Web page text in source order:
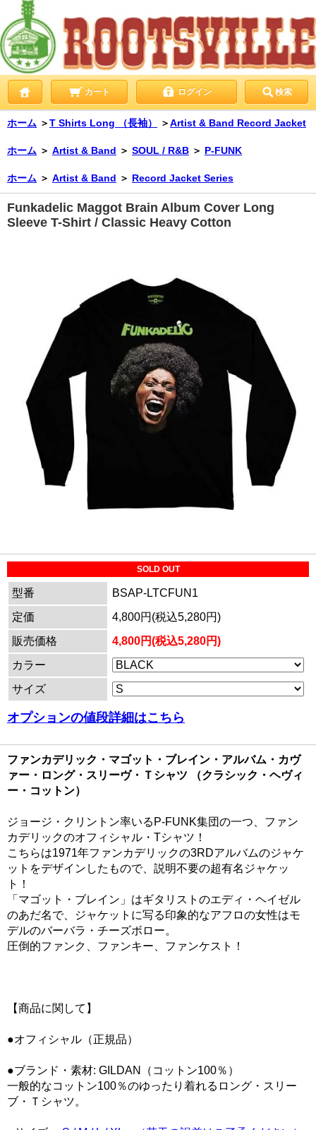
カート ログイン 検索
ホーム ＞T Shirts Long （長袖） ＞Artist & Band Record Jacket
ホーム ＞ Artist & Band ＞ SOUL / R&B ＞ P-FUNK
ホーム ＞ Artist & Band ＞ Record Jacket Series
Funkadelic Maggot Brain Album Cover Long
Sleeve T-Shirt / Classic Heavy Cotton
SOLD OUT
型番
BSAP-LTCFUN1
定価
4,800円(税込5,280円)
販売価格
4,800円(税込5,280円)
カラー
サイズ
オプションの値段詳細はこちら
ファンカデリック・マゴット・ブレイン・アルバム・カヴ
ァー・ロング・スリーヴ・Ｔシャツ （クラシック・ヘヴィ
ー・コットン）
ジョージ・クリントン率いるP-FUNK集団の一つ、ファン
カデリックのオフィシャル・Tシャツ！
こちらは1971年ファンカデリックの3RDアルバムのジャケ
ットをデザインしたもので、説明不要の超有名ジャケッ
ト！
「マゴット・ブレイン」はギタリストのエディ・ヘイゼル
のあだ名で、ジャケットに写る印象的なアフロの女性はモ
デルのバーバラ・チーズボロー。
圧倒的ファンク、ファンキー、ファンケスト！
【商品に関して】
●オフィシャル（正規品）
●ブランド・素材: GILDAN（コットン100％）
一般的なコットン100％のゆったり着れるロング・スリー
ブ・Ｔシャツ。